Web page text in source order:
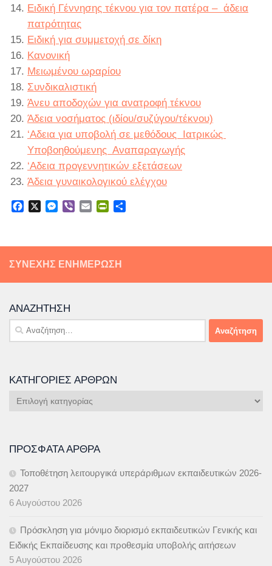
Ειδική Γέννησης τέκνου για τον πατέρα – άδεια
πατρότητας
Ειδική για συμμετοχή σε δίκη
Κανονική
Μειωμένου ωραρίου
Συνδικαλιστική
Άνευ αποδοχών για ανατροφή τέκνου
Άδεια νοσήματος (ιδίου/συζύγου/τέκνου)
‘Αδεια για υποβολή σε μεθόδους Ιατρικώς
Υποβοηθούμενης Αναπαραγωγής
‘Αδεια προγεννητικών εξετάσεων
Άδεια γυναικολογικού ελέγχου
FacebookMessenger
Viber EmailPrintFriendly
ΣΥΝΕΧΉΣ ΕΝΗΜΈΡΩΣΗ
ΑΝΑΖΉΤΗΣΗ
Αναζήτηση
για:
ΚΑΤΗΓΟΡΊΕΣ ΆΡΘΡΩΝ
Κατηγορίες
ΠΡΌΣΦΑΤΑ ΆΡΘΡΑ
Τοποθέτηση λειτουργικά υπεράριθμων εκπαιδευτικών 2026-
2027
6 Αυγούστου 2026
Πρόσκληση για μόνιμο διορισμό εκπαιδευτικών Γενικής και
Ειδικής Εκπαίδευσης και προθεσμία υποβολής αιτήσεων
5 Αυγούστου 2026